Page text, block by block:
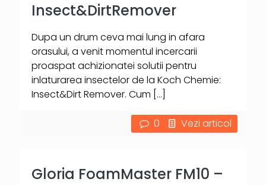
Insect&DirtRemover
Dupa un drum ceva mai lung in afara
orasului, a venit momentul incercarii
proaspat achizionatei solutii pentru
inlaturarea insectelor de la Koch Chemie:
Insect&Dirt Remover. Cum […]
0 Vezi articol
Gloria FoamMaster FM10 –